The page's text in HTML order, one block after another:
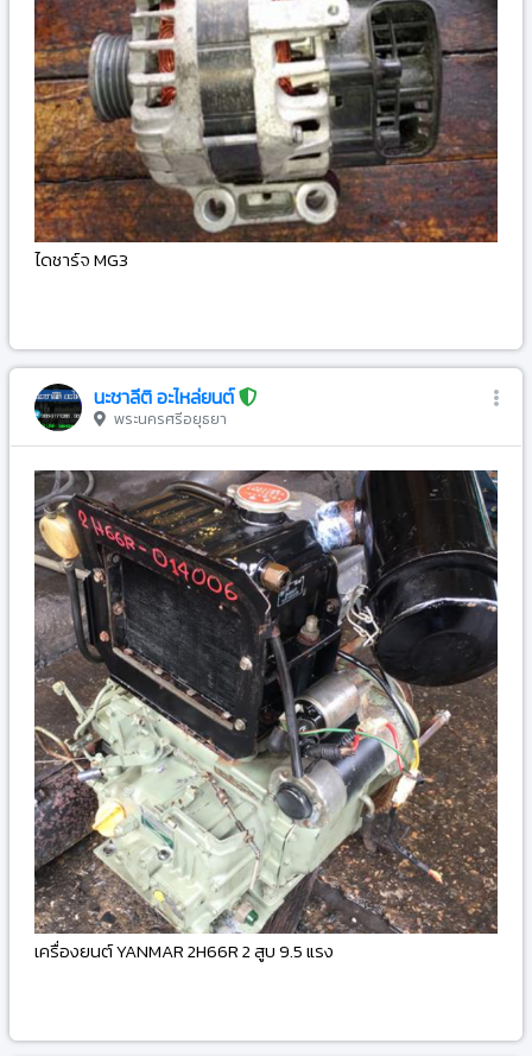
ไดชาร์จ MG3
นะชาลีติ อะไหล่ยนต์
พระนครศรีอยุธยา
เครื่องยนต์ YANMAR 2H66R 2 สูบ 9.5 แรง